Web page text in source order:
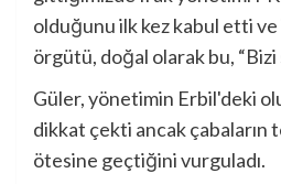
olduğunu ilk kez kabul etti
örgütü, doğal olarak bu,
Güler, yönetimin Erbil'deki
dikkat çekti ancak çabaların
ötesine geçtiğini vurguladı.